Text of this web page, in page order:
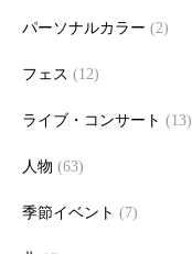
パーソナルカラー (2)
フェス (12)
ライブ・コンサート (13)
人物 (63)
季節イベント (7)